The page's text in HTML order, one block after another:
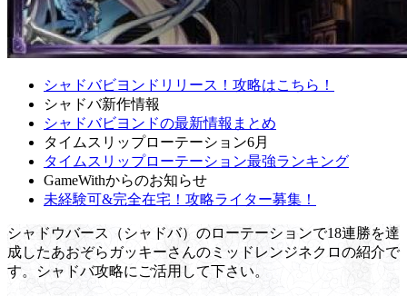
シャドバビヨンドリリース！攻略はこちら！
シャドバ新作情報
シャドバビヨンドの最新情報まとめ
タイムスリップローテーション6月
タイムスリップローテーション最強ランキング
GameWithからのお知らせ
未経験可&完全在宅！攻略ライター募集！
シャドウバース（シャドバ）のローテーションで18連勝を達
成したあおぞらガッキーさんのミッドレンジネクロの紹介で
す。シャドバ攻略にご活用して下さい。